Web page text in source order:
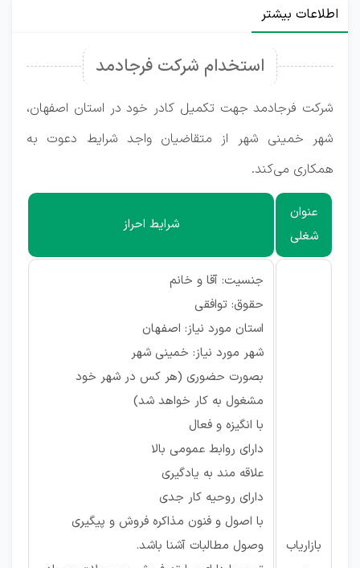
اطلاعات بیشتر
استخدام شرکت فرجادمد
شرکت فرجادمد جهت تکمیل کادر خود در استان اصفهان،
شهر خمینی شهر از متقاضیان واجد شرایط دعوت به
همکاری می‌کند.
عنوان
شغلی
شرایط احراز
بازاریاب
جنسیت: آقا و خانم
حقوق: توافقی
استان مورد نیاز: اصفهان
شهر مورد نیاز: خمینی شهر
بصورت حضوری (هر کس در شهر خود
مشغول به کار خواهد شد)
با انگیزه و فعال
دارای روابط عمومی بالا
علاقه مند به یادگیری
دارای روحیه کار جدی
با اصول و فنون مذاکره فروش و پیگیری
وصول مطالبات آشنا باشد.